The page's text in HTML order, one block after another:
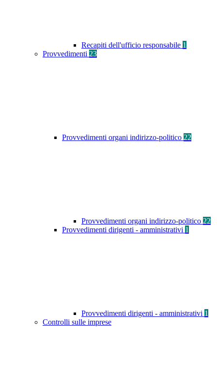
Recapiti dell'ufficio responsabile 1
Provvedimenti 23
Provvedimenti organi indirizzo-politico 22
Provvedimenti organi indirizzo-politico 22
Provvedimenti dirigenti - amministrativi 1
Provvedimenti dirigenti - amministrativi 1
Controlli sulle imprese